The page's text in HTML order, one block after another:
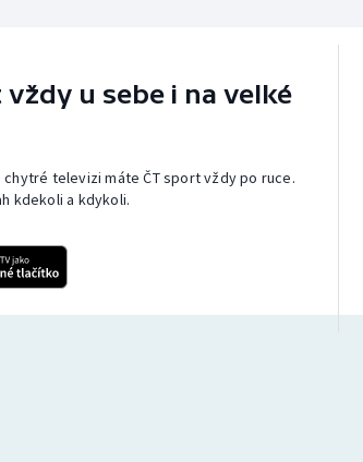
u sebe i na velké
chytré televizi máte ČT sport vždy po ruce.
kdekoli a kdykoli.